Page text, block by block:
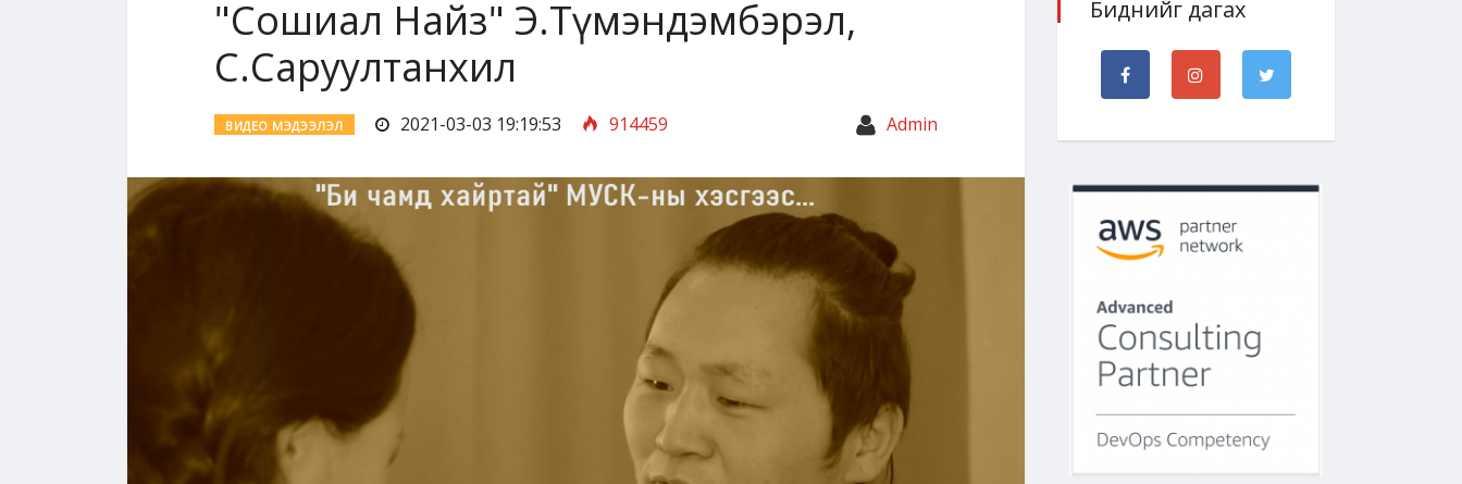
"Сошиал Найз" Э.Түмэндэмбэрэл,
С.Саруултанхил
ВИДЕО МЭДЭЭЛЭЛ 2021-03-03 19:19:53 914459 Admin
Биднийг дагах